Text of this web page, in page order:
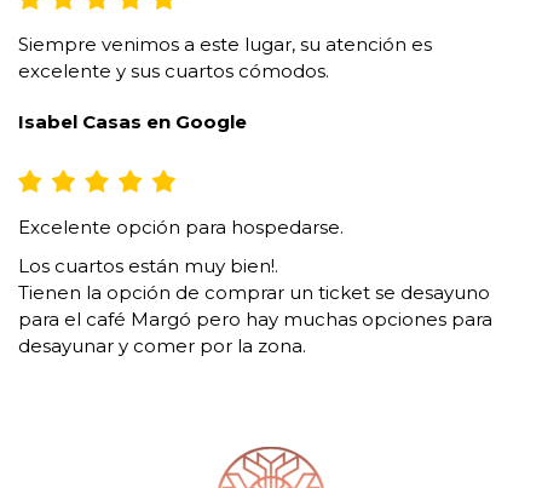
Siempre venimos a este lugar, su atención es
excelente y sus cuartos cómodos.
Isabel Casas en Google
Excelente opción para hospedarse.
Los cuartos están muy bien!.
Tienen la opción de comprar un ticket se desayuno
para el café Margó pero hay muchas opciones para
desayunar y comer por la zona.